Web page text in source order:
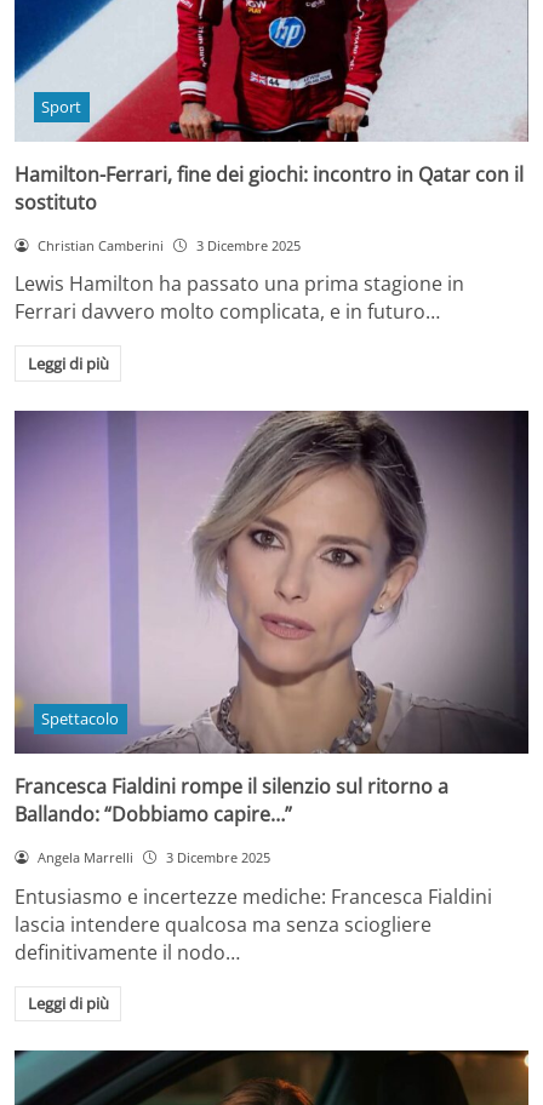
Sport
Hamilton-Ferrari, fine dei giochi: incontro in Qatar con il
sostituto
Christian Camberini 3 Dicembre 2025
Lewis Hamilton ha passato una prima stagione in
Ferrari davvero molto complicata, e in futuro…
Leggi di più
Spettacolo
Francesca Fialdini rompe il silenzio sul ritorno a
Ballando: “Dobbiamo capire…”
Angela Marrelli 3 Dicembre 2025
Entusiasmo e incertezze mediche: Francesca Fialdini
lascia intendere qualcosa ma senza sciogliere
definitivamente il nodo…
Leggi di più